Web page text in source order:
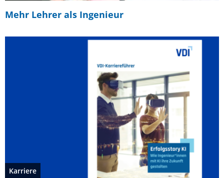
Mehr Lehrer als Ingenieur
Karriere